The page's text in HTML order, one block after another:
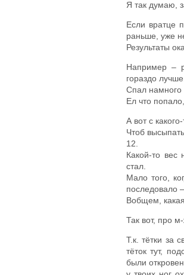
Я так думаю,
Если вратце
раньше, уже
Результаты
Например –
гораздо лучше.
Спал намного
Ел что
А вот с
Чтоб
12.
Какой-то вес
стал.
Мало того,
последовало
Вобщем,
Так вот, про
Т.к. тётки за
тёток тут,
были